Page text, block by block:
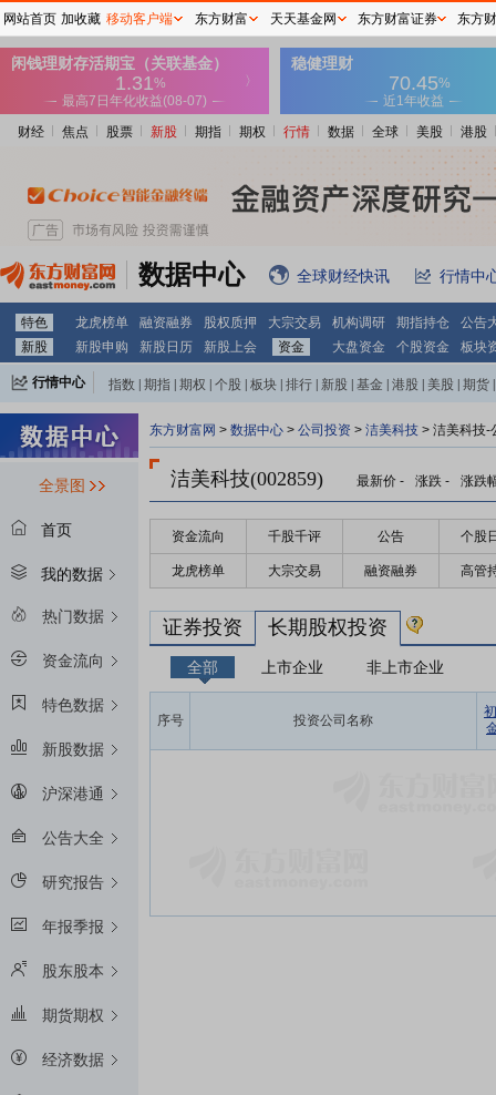
财经 焦点 股票 新股 期指 期权 行情 数据 全球 美股 港股
数据中心 全球财经快讯 行情中
特色 龙虎榜单 融资融券 股权质押 大宗交易 机构调研 期指持仓
公告
新股
新股申购 新股日历 新股上会 资金 大盘资金 个股资金 板块
行情中心 指数 期指 期权 个股 板块 排行 新股 基金 港股 美股 期货
全景图
首页
我的数据
热门数据
资金流向
特色数据
新股数据
沪深港通
公告大全
研究报告
年报季报
股东股本
期货期权
经济数据
东方财富网 > 数据中心 > 公司投资 > 洁美科技 > 洁美科技-
洁美科技(002859) 最新价 - 涨跌 - 涨跌
资金流向 千股千评 公告 个股
龙虎榜单 大宗交易 融资融券 高管
证券投资 长期股权投资
全部 上市企业 非上市企业
序号 投资公司名称
网站首页 加收藏 移动客户端 东方财富 天天基金网 东方财富证券 东方